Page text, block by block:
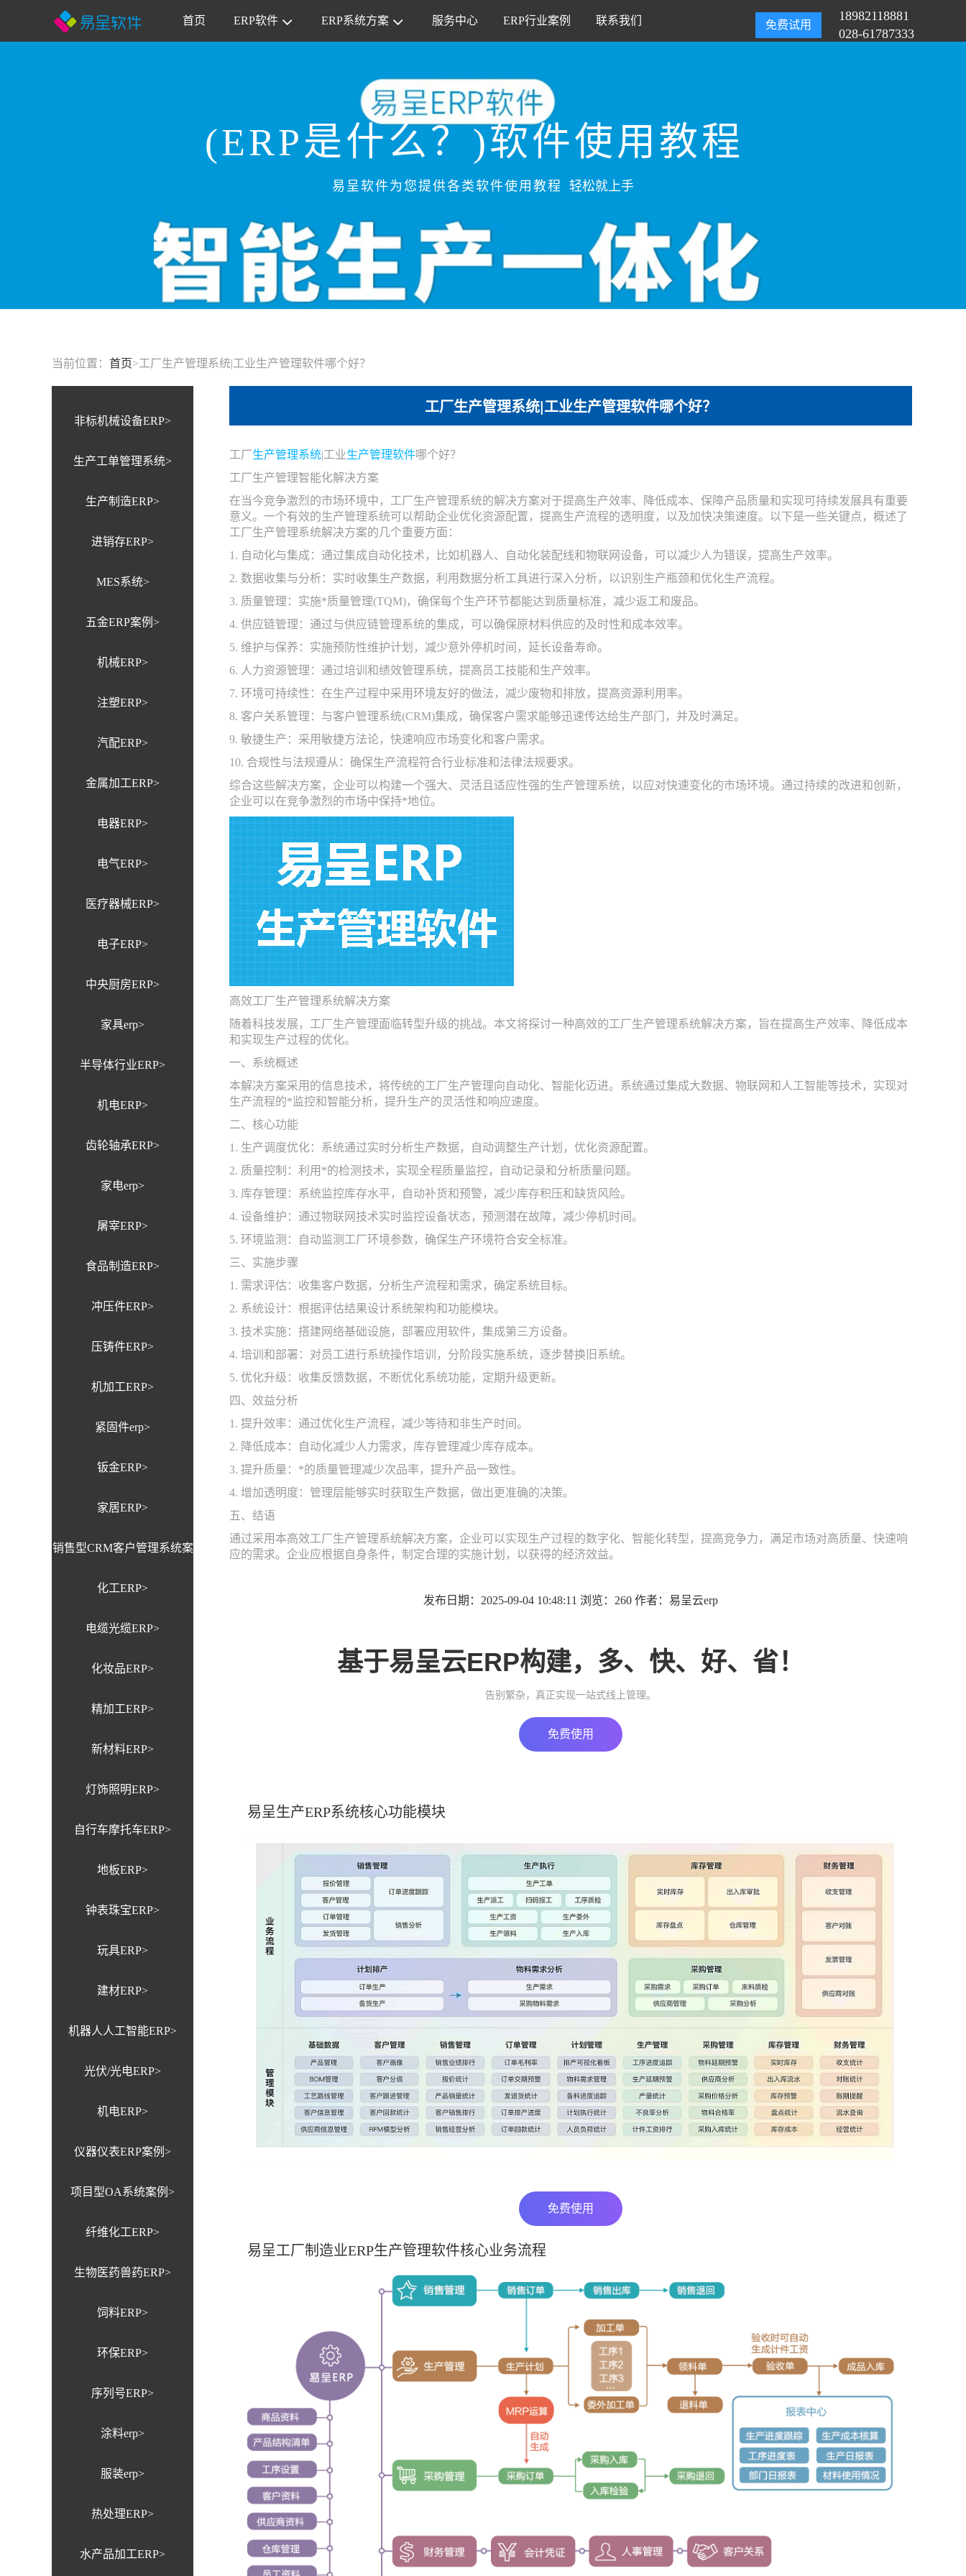
免费试用
18982118881
028-61787333
首页 ERP软件 ERP系统方案 服务中心 ERP行业案例 联系我们
(ERP是什么？)软件使用教程
易呈软件为您提供各类软件使用教程 轻松就上手
当前位置： 首页>工厂生产管理系统|工业生产管理软件哪个好？
非标机械设备ERP>
生产工单管理系统>
生产制造ERP>
进销存ERP>
MES系统>
五金ERP案例>
机械ERP>
注塑ERP>
汽配ERP>
金属加工ERP>
电器ERP>
电气ERP>
医疗器械ERP>
电子ERP>
中央厨房ERP>
家具erp>
半导体行业ERP>
机电ERP>
齿轮轴承ERP>
家电erp>
屠宰ERP>
食品制造ERP>
冲压件ERP>
压铸件ERP>
机加工ERP>
紧固件erp>
钣金ERP>
家居ERP>
销售型CRM客户管理系统案
例>
化工ERP>
电缆光缆ERP>
化妆品ERP>
精加工ERP>
新材料ERP>
灯饰照明ERP>
自行车摩托车ERP>
地板ERP>
钟表珠宝ERP>
玩具ERP>
建材ERP>
机器人人工智能ERP>
光伏/光电ERP>
机电ERP>
仪器仪表ERP案例>
项目型OA系统案例>
纤维化工ERP>
生物医药兽药ERP>
饲料ERP>
环保ERP>
序列号ERP>
涂料erp>
服装erp>
热处理ERP>
水产品加工ERP>
工厂生产管理系统|工业生产管理软件哪个好？
工厂生产管理系统|工业生产管理软件哪个好？
工厂生产管理智能化解决方案
在当今竞争激烈的市场环境中，工厂生产管理系统的解决方案对于提高生产效率、降低成本、保障产品质量和实现可持续发展具有重要
意义。一个有效的生产管理系统可以帮助企业优化资源配置，提高生产流程的透明度，以及加快决策速度。以下是一些关键点，概述了
工厂生产管理系统解决方案的几个重要方面：
1. 自动化与集成：通过集成自动化技术，比如机器人、自动化装配线和物联网设备，可以减少人为错误，提高生产效率。
2. 数据收集与分析：实时收集生产数据，利用数据分析工具进行深入分析，以识别生产瓶颈和优化生产流程。
3. 质量管理：实施*质量管理(TQM)，确保每个生产环节都能达到质量标准，减少返工和废品。
4. 供应链管理：通过与供应链管理系统的集成，可以确保原材料供应的及时性和成本效率。
5. 维护与保养：实施预防性维护计划，减少意外停机时间，延长设备寿命。
6. 人力资源管理：通过培训和绩效管理系统，提高员工技能和生产效率。
7. 环境可持续性：在生产过程中采用环境友好的做法，减少废物和排放，提高资源利用率。
8. 客户关系管理：与客户管理系统(CRM)集成，确保客户需求能够迅速传达给生产部门，并及时满足。
9. 敏捷生产：采用敏捷方法论，快速响应市场变化和客户需求。
10. 合规性与法规遵从：确保生产流程符合行业标准和法律法规要求。
综合这些解决方案，企业可以构建一个强大、灵活且适应性强的生产管理系统，以应对快速变化的市场环境。通过持续的改进和创新，
企业可以在竞争激烈的市场中保持*地位。
高效工厂生产管理系统解决方案
随着科技发展，工厂生产管理面临转型升级的挑战。本文将探讨一种高效的工厂生产管理系统解决方案，旨在提高生产效率、降低成本
和实现生产过程的优化。
一、系统概述
本解决方案采用的信息技术，将传统的工厂生产管理向自动化、智能化迈进。系统通过集成大数据、物联网和人工智能等技术，实现对
生产流程的*监控和智能分析，提升生产的灵活性和响应速度。
二、核心功能
1. 生产调度优化：系统通过实时分析生产数据，自动调整生产计划，优化资源配置。
2. 质量控制：利用*的检测技术，实现全程质量监控，自动记录和分析质量问题。
3. 库存管理：系统监控库存水平，自动补货和预警，减少库存积压和缺货风险。
4. 设备维护：通过物联网技术实时监控设备状态，预测潜在故障，减少停机时间。
5. 环境监测：自动监测工厂环境参数，确保生产环境符合安全标准。
三、实施步骤
1. 需求评估：收集客户数据，分析生产流程和需求，确定系统目标。
2. 系统设计：根据评估结果设计系统架构和功能模块。
3. 技术实施：搭建网络基础设施，部署应用软件，集成第三方设备。
4. 培训和部署：对员工进行系统操作培训，分阶段实施系统，逐步替换旧系统。
5. 优化升级：收集反馈数据，不断优化系统功能，定期升级更新。
四、效益分析
1. 提升效率：通过优化生产流程，减少等待和非生产时间。
2. 降低成本：自动化减少人力需求，库存管理减少库存成本。
3. 提升质量：*的质量管理减少次品率，提升产品一致性。
4. 增加透明度：管理层能够实时获取生产数据，做出更准确的决策。
五、结语
通过采用本高效工厂生产管理系统解决方案，企业可以实现生产过程的数字化、智能化转型，提高竞争力，满足市场对高质量、快速响
应的需求。企业应根据自身条件，制定合理的实施计划，以获得的经济效益。
发布日期：2025-09-04 10:48:11 浏览：260 作者：易呈云erp
基于易呈云ERP构建，多、快、好、省！
告别繁杂，真正实现一站式线上管理。
免费使用
易呈生产ERP系统核心功能模块
免费使用
易呈工厂制造业ERP生产管理软件核心业务流程